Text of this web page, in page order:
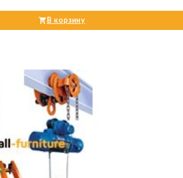
В корзину